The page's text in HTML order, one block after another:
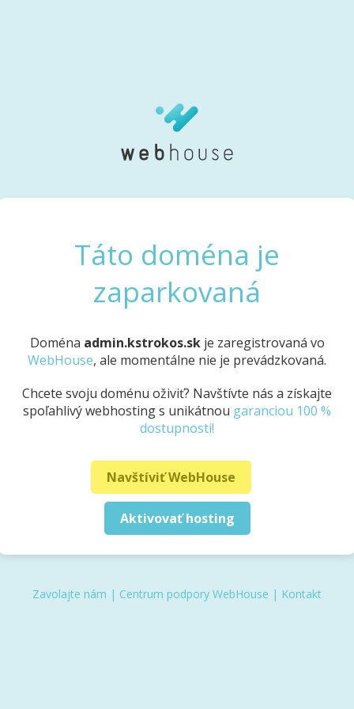
Táto doména je
zaparkovaná
Doména admin.kstrokos.skje zaregistrovaná vo
WebHouse, ale momentálne nie je prevádzkovaná.
Chcete svoju doménu oživiť? Navštívte nás a získajte
spoľahlivý webhosting s unikátnou garanciou 100 %
dostupnosti!
Navštíviť WebHouse
Aktivovať hosting
Zavolajte nám | Centrum podpory WebHouse | Kontakt